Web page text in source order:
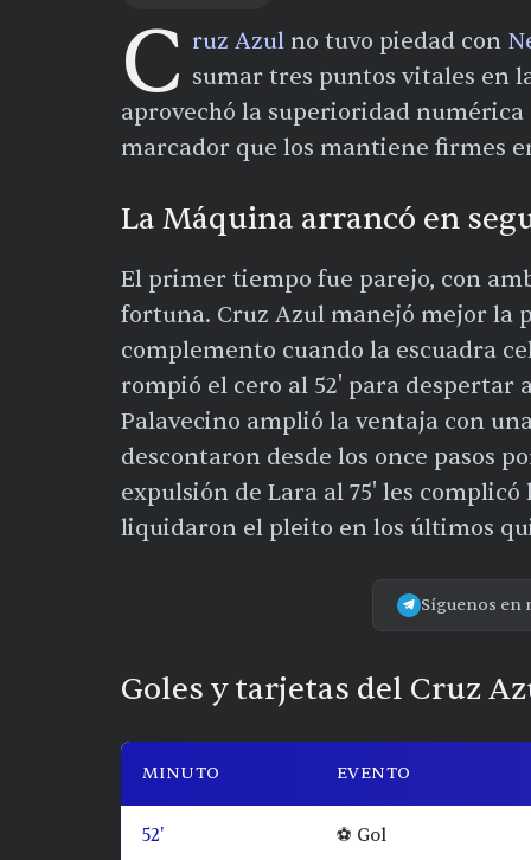
C ruz Azul no tuvo piedad con
sumar tres puntos vitales en
aprovechó la superioridad
marcador que los mantiene firmes
La Máquina arrancó en
El primer tiempo fue parejo, con
fortuna. Cruz Azul manejó mejor la
complemento cuando la escuadra
rompió el cero al 52' para despertar
Palavecino amplió la ventaja con
descontaron desde los once pasos
expulsión de Lara al 75' les
liquidaron el pleito en los últimos
Síguenos en
Goles y tarjetas del Cruz
MINUTO EVENTO
52' ⚽ Gol